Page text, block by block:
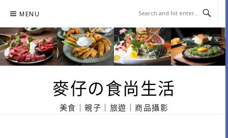
content
MENU
麥仔の食尚生活
美食｜親子｜旅遊｜商品攝影